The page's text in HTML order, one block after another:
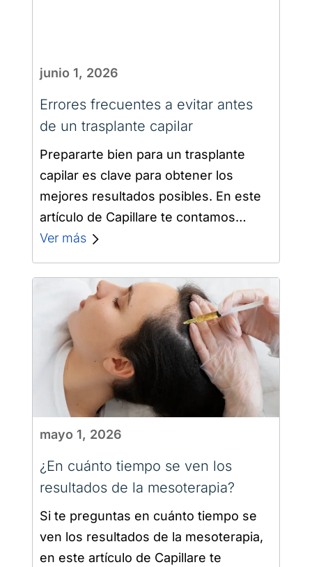
junio 1, 2026
Errores frecuentes a evitar antes
de un trasplante capilar
Prepararte bien para un trasplante
capilar es clave para obtener los
mejores resultados posibles. En este
artículo de Capillare te contamos
cuáles son los errores antes de un
trasplante capilar…
Ver más
mayo 1, 2026
¿En cuánto tiempo se ven los
resultados de la mesoterapia?
Si te preguntas en cuánto tiempo se
ven los resultados de la mesoterapia,
en este artículo de Capillare te